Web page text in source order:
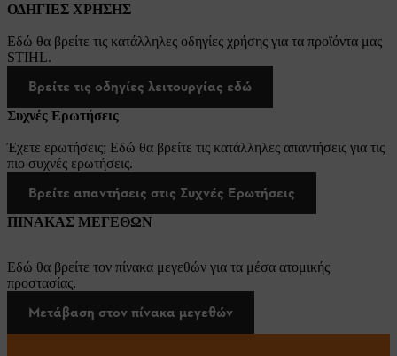
ΟΔΗΓΙΕΣ ΧΡΗΣΗΣ
Εδώ θα βρείτε τις κατάλληλες οδηγίες χρήσης για τα προϊόντα μας
STIHL.
Βρείτε τις οδηγίες λειτουργίας εδώ
Συχνές Ερωτήσεις
Έχετε ερωτήσεις; Εδώ θα βρείτε τις κατάλληλες απαντήσεις για τις
πιο συχνές ερωτήσεις.
Βρείτε απαντήσεις στις Συχνές Ερωτήσεις
ΠΙΝΑΚΑΣ ΜΕΓΕΘΩΝ
Εδώ θα βρείτε τον πίνακα μεγεθών για τα μέσα ατομικής
προστασίας.
Μετάβαση στον πίνακα μεγεθών